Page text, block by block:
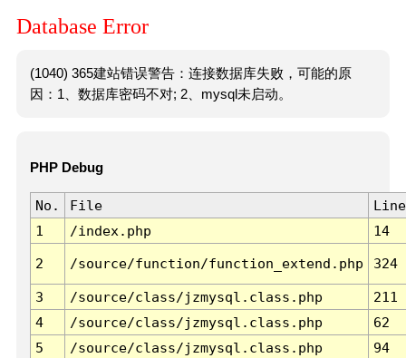
Database Error
(1040) 365建站错误警告：连接数据库失败，可能的原
因：1、数据库密码不对; 2、mysql未启动。
PHP Debug
No. File
Line
1
/index.php 14
2 /source/function/function_extend.php 324
3 /source/class/jzmysql.class.php
211
4
/source/class/jzmysql.class.php
62
5
/source/class/jzmysql.class.php
94